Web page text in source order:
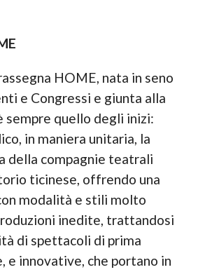
HOME, nata in seno
e Congressi e giunta alla
sempre quello degli inizi:
in maniera unitaria, la
della compagnie teatrali
ticinese, offrendo una
modalità e stili molto
inedite, trattandosi
di spettacoli di prima
e innovative, che portano in